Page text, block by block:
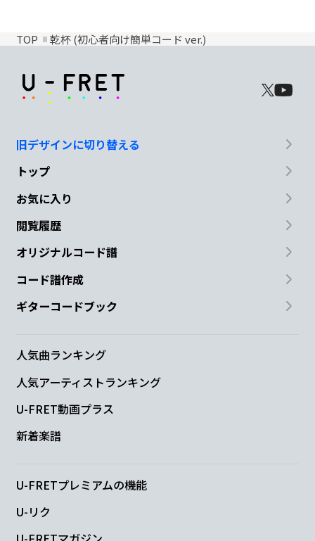
TOP 乾杯 (初心者向け簡単コード ver.)
旧デザインに切り替える
トップ
お気に入り
閲覧履歴
オリジナルコード譜
コード譜作成
ギターコードブック
人気曲ランキング
人気アーティストランキング
U-FRET動画プラス
新着楽譜
U-FRETプレミアムの機能
U-リク